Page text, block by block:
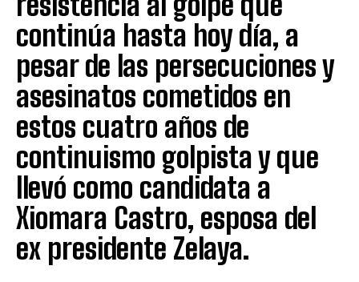
continúa hasta hoy día, a
pesar de las persecuciones y
asesinatos cometidos en
estos cuatro años de
continuismo golpista y que
llevó como candidata a
Xiomara Castro, esposa del
ex presidente Zelaya.